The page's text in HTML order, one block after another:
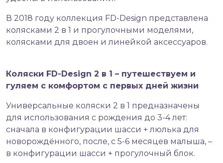
В 2018 году коллекция FD-Design представлена
колясками 2 в 1 и прогулочными моделями,
колясками для двоен и линейкой аксессуаров.
Коляски FD-Design 2 в 1 – путешествуем и
гуляем с комфортом с первых дней жизни
Универсальные коляски 2 в 1 предназначены
для использования с рождения до 3-4 лет:
сначала в конфигурации шасси + люлька для
новорождённого, после, с 5-6 месяцев малыша, –
в конфигурации шасси + прогулочный блок.